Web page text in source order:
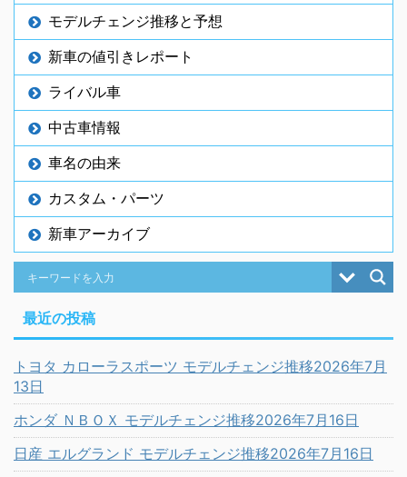
モデルチェンジ推移と予想
新車の値引きレポート
ライバル車
中古車情報
車名の由来
カスタム・パーツ
新車アーカイブ
最近の投稿
トヨタ カローラスポーツ モデルチェンジ推移2026年7月
13日
ホンダ ＮＢＯＸ モデルチェンジ推移2026年7月16日
日産 エルグランド モデルチェンジ推移2026年7月16日